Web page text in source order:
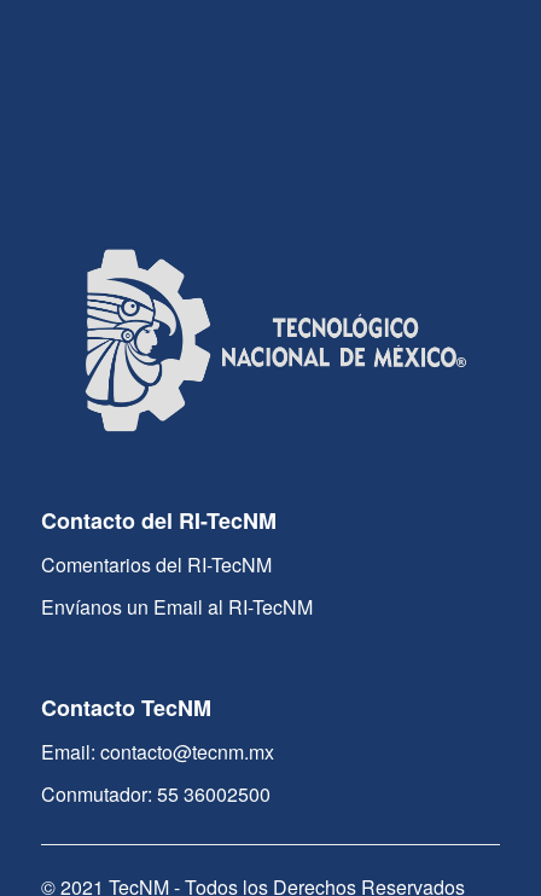
Contacto del RI-TecNM
Comentarios del RI-TecNM
Envíanos un Email al RI-TecNM
Contacto TecNM
Email: contacto@tecnm.mx
Conmutador: 55 36002500
© 2021 TecNM - Todos los Derechos Reservados